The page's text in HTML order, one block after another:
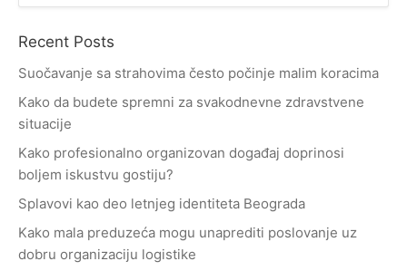
Recent Posts
Suočavanje sa strahovima često počinje malim koracima
Kako da budete spremni za svakodnevne zdravstvene
situacije
Kako profesionalno organizovan događaj doprinosi
boljem iskustvu gostiju?
Splavovi kao deo letnjeg identiteta Beograda
Kako mala preduzeća mogu unaprediti poslovanje uz
dobru organizaciju logistike